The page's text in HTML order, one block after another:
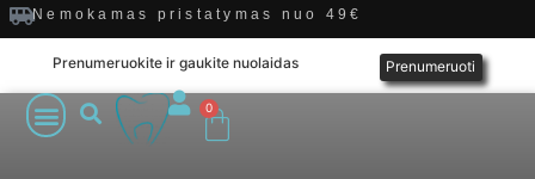
Nemokamas pristatymas nuo 49€
Prenumeruokite ir gaukite nuolaidas Prenumeruoti
0